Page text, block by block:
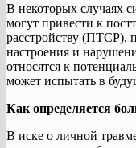
В некоторых случаях
могут привести к
расстройству (ПТСР),
настроения и
относятся к
может испытать в
Как определяется
В иске о личной